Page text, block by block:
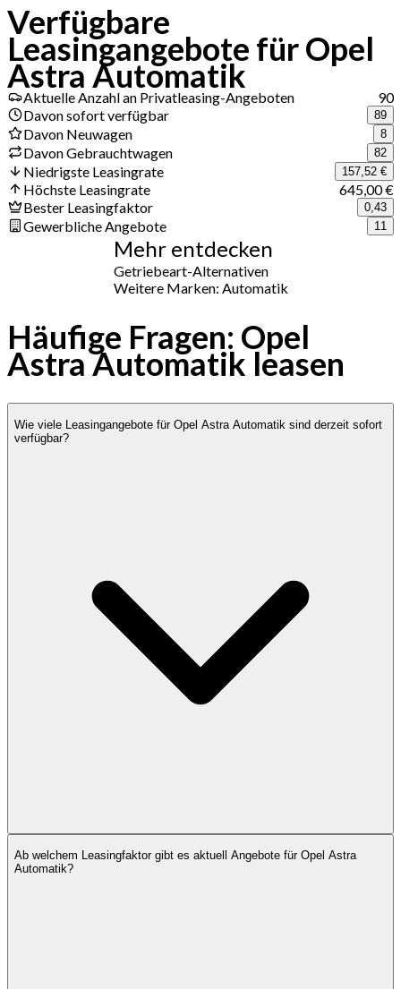
Verfügbare
Leasingangebote für Opel
Astra Automatik
Aktuelle Anzahl an Privatleasing-Angeboten
90
Davon sofort verfügbar
89
Davon Neuwagen 8
Davon Gebrauchtwagen 82
Niedrigste Leasingrate 157,52 €
Höchste Leasingrate
645,00 €
Bester Leasingfaktor
0,43
Gewerbliche Angebote 11
Mehr entdecken
Getriebeart-Alternativen
Weitere Marken: Automatik
Häufige Fragen: Opel
Astra Automatik leasen
Wie viele Leasingangebote für Opel Astra Automatik sind derzeit sofort
verfügbar?
Ab welchem Leasingfaktor gibt es aktuell Angebote für Opel Astra
Automatik?